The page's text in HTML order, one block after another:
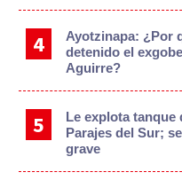
Ayotzinapa: ¿Por
detenido el
Aguirre?
Le explota tanque
Parajes del Sur;
grave